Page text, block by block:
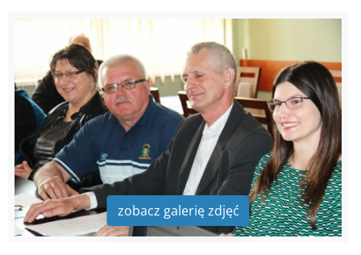
zobacz galerię zdjęć